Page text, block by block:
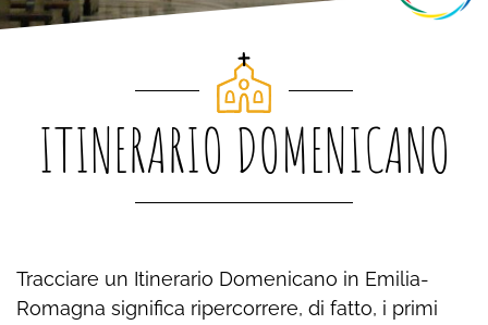
ITINERARIO DOMENICANO
Tracciare un Itinerario Domenicano in Emilia-
Romagna significa ripercorrere, di fatto, i primi